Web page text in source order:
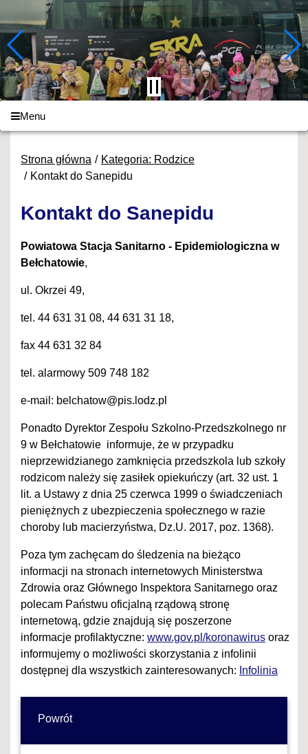
Menu
Strona główna
Kategoria: Rodzice
Kontakt do Sanepidu
Kontakt do Sanepidu
Powiatowa Stacja Sanitarno - Epidemiologiczna w
Bełchatowie,
ul. Okrzei 49,
tel. 44 631 31 08, 44 631 31 18,
fax 44 631 32 84
tel. alarmowy 509 748 182
e-mail: belchatow@pis.lodz.pl
Ponadto Dyrektor Zespołu Szkolno-Przedszkolnego nr
9 w Bełchatowie informuje, że w przypadku
nieprzewidzianego zamknięcia przedszkola lub szkoły
rodzicom należy się zasiłek opiekuńczy (art. 32 ust. 1
lit. a Ustawy z dnia 25 czerwca 1999 o świadczeniach
pieniężnych z ubezpieczenia społecznego w razie
choroby lub macierzyństwa, Dz.U. 2017, poz. 1368).
Poza tym zachęcam do śledzenia na bieżąco
informacji na stronach internetowych Ministerstwa
Zdrowia oraz Głównego Inspektora Sanitarnego oraz
polecam Państwu oficjalną rządową stronę
internetową, gdzie znajdują się poszerzone
informacje profilaktyczne: www.gov.pl/koronawirus oraz
informujemy o możliwości skorzystania z infolinii
dostępnej dla wszystkich zainteresowanych: Infolinia
Powrót